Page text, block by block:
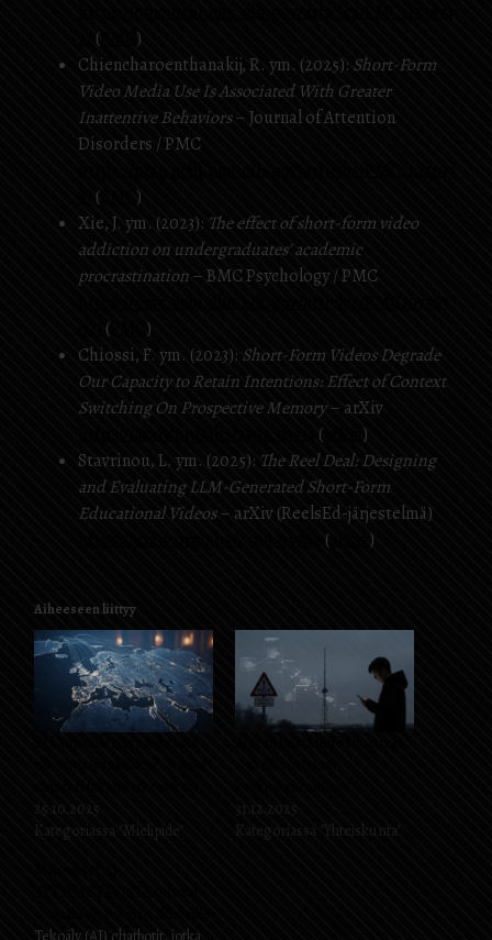
(
)
Chiencharoenthanakij, R. ym. (2025): Short-Form
Video Media Use Is Associated With Greater
Inattentive Behaviors– Journal of Attention
Disorders / PMC
(
)
Xie, J. ym. (2023): The effect of short-form video
addiction on undergraduates’ academic
procrastination– BMC Psychology / PMC
(
)
Chiossi, F. ym. (2023): Short-Form Videos Degrade
Our Capacity to Retain Intentions: Effect of Context
Switching On Prospective Memory– arXiv
(
)
Stavrinou, L. ym. (2025): The Reel Deal: Designing
and Evaluating LLM-Generated Short-Form
Educational Videos– arXiv (ReelsEd-järjestelmä)
( )
Aiheeseen liittyy
25.10.2025
Kategoriassa "Mielipide"
31.12.2025
Kategoriassa "Yhteiskunta"